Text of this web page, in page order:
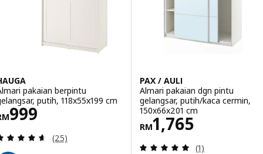
pakaian berpintu
putih, 118x55x199 cm
999 RM 999
Ulasan: 4.6 daripada 5 bintang. Jumlah ulasan:
(25)
PAX / AULI
Almari pakaian dgn pintu
gelangsar, putih/kaca cermin,
150x66x201 cm
RM1,765
Harga RM 1765
Ulasan: 5
(1)